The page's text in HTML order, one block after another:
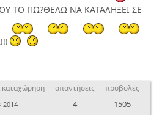
ΤΟ ΠΩ?ΘΕΛΩ ΝΑ ΚΑΤΑΛΗΞΕΙ ΣΕ
καταχώρηση
2014
απαντήσεις
4
προβολές
1505